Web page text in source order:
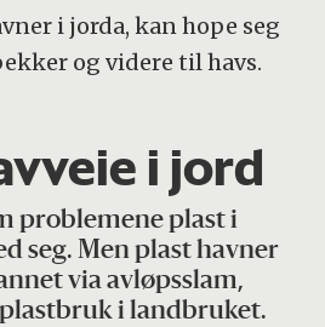
i jorda, kan hope seg
og videre til havs.
i jord
problemene plast i
seg. Men plast havner
via avløpsslam,
i landbruket.